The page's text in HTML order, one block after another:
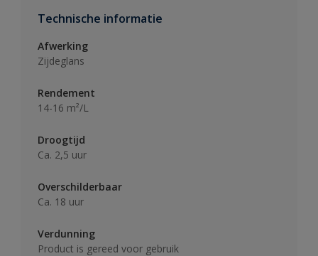
Technische informatie
Afwerking
Zijdeglans
Rendement
14-16 m²/L
Droogtijd
Ca. 2,5 uur
Overschilderbaar
Ca. 18 uur
Verdunning
Product is gereed voor gebruik